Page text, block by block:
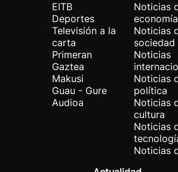
EITB
Deportes
Televisión a la
carta
Primeran
Gaztea
Makusi
Guau - Gure
Audioa
Noticias
economía
Noticias
sociedad
Noticias
Noticias
política
Noticias
cultura
Noticias
Noticias